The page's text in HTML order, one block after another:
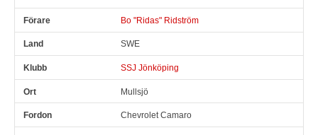
Bo "Ridas" Ridström
SWE
SSJ Jönköping
Mullsjö
Chevrolet Camaro